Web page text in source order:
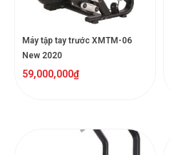
Máy tập tay trước XMTM-06
New 2020
59,000,000₫